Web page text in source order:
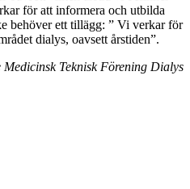
för att informera och utbilda
behöver ett tillägg: ” Vi verkar för
dialys, oavsett årstiden”.
Teknisk Förening Dialys